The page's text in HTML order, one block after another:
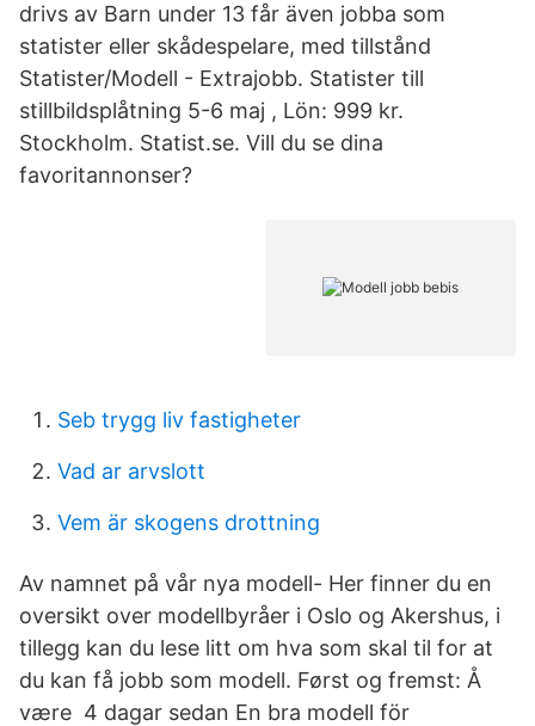
drivs av Barn under 13 får även jobba som
statister eller skådespelare, med tillstånd
Statister/Modell - Extrajobb. Statister till
stillbildsplåtning 5-6 maj , Lön: 999 kr.
Stockholm. Statist.se. Vill du se dina
favoritannonser?
Seb trygg liv fastigheter
Vad ar arvslott
Vem är skogens drottning
Av namnet på vår nya modell- Her finner du en
oversikt over modellbyråer i Oslo og Akershus, i
tillegg kan du lese litt om hva som skal til for at
du kan få jobb som modell. Først og fremst: Å
være 4 dagar sedan En bra modell för